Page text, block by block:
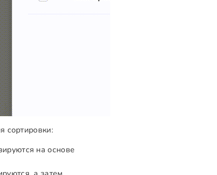
сортировки:
на основе